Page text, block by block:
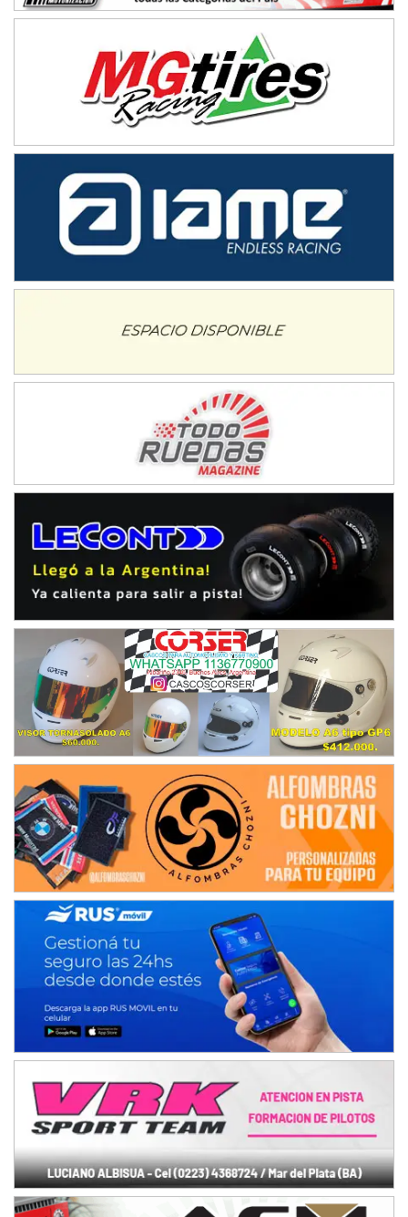
José Samuel Sánchez (Tierra)
TUCUMANO - F5
Juan Navarro (Asfalto)
El Timbó (Tucumán)